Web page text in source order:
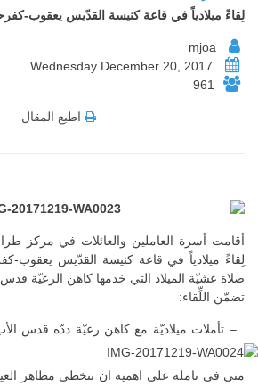
لِقاءً ميلادياً في قاعة كنيسة القدّيس يعقوب-
961
اطبع المقال
أقامت أسرة العاملين والعائلات في مركز
لِقاءً ميلادياً في قاعة كنيسة القدّيس يعقوب-
صلاة عشيّة الميلاد التي خدمها كاهن الرعيّة
تضمّن اللِّقاء:
– تأملات ميلاديّة مع كاهن رعيّة ددّه قدس
متى في تامله على اهمية ان نتخطى مظاهر